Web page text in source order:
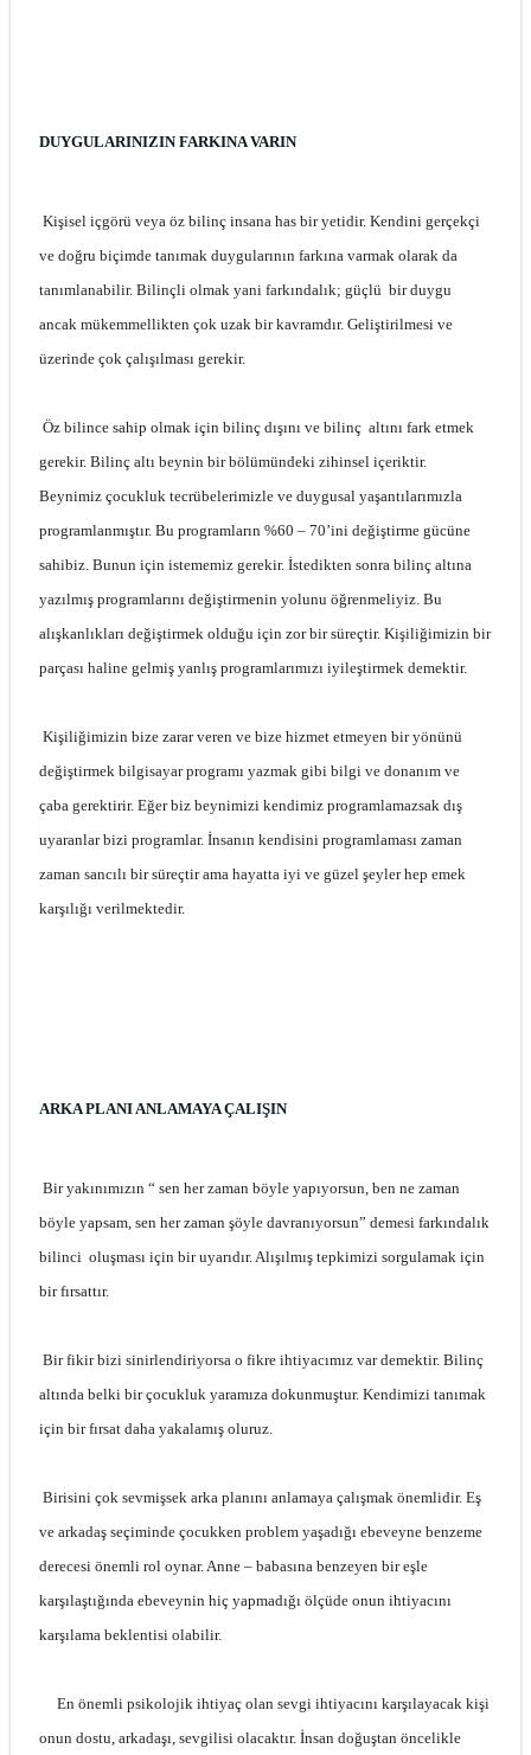
DUYGULARINIZIN FARKINA VARIN
Kişisel içgörü veya öz bilinç insana has bir yetidir. Kendini gerçekçi
ve doğru biçimde tanımak duygularının farkına varmak olarak da
tanımlanabilir. Bilinçli olmak yani farkındalık; güçlü bir duygu
ancak mükemmellikten çok uzak bir kavramdır. Geliştirilmesi ve
üzerinde çok çalışılması gerekir.
Öz bilince sahip olmak için bilinç dışını ve bilinç altını fark etmek
gerekir. Bilinç altı beynin bir bölümündeki zihinsel içeriktir.
Beynimiz çocukluk tecrübelerimizle ve duygusal yaşantılarımızla
programlanmıştır. Bu programların %60 – 70’ini değiştirme gücüne
sahibiz. Bunun için istememiz gerekir. İstedikten sonra bilinç altına
yazılmış programlarını değiştirmenin yolunu öğrenmeliyiz. Bu
alışkanlıkları değiştirmek olduğu için zor bir süreçtir. Kişiliğimizin bir
parçası haline gelmiş yanlış programlarımızı iyileştirmek demektir.
Kişiliğimizin bize zarar veren ve bize hizmet etmeyen bir yönünü
değiştirmek bilgisayar programı yazmak gibi bilgi ve donanım ve
çaba gerektirir. Eğer biz beynimizi kendimiz programlamazsak dış
uyaranlar bizi programlar. İnsanın kendisini programlaması zaman
zaman sancılı bir süreçtir ama hayatta iyi ve güzel şeyler hep emek
karşılığı verilmektedir.
ARKA PLANI ANLAMAYA ÇALIŞIN
Bir yakınımızın “ sen her zaman böyle yapıyorsun, ben ne zaman
böyle yapsam, sen her zaman şöyle davranıyorsun” demesi farkındalık
bilinci oluşması için bir uyarıdır. Alışılmış tepkimizi sorgulamak için
bir fırsattır.
Bir fikir bizi sinirlendiriyorsa o fikre ihtiyacımız var demektir. Bilinç
altında belki bir çocukluk yaramıza dokunmuştur. Kendimizi tanımak
için bir fırsat daha yakalamış oluruz.
Birisini çok sevmişsek arka planını anlamaya çalışmak önemlidir. Eş
ve arkadaş seçiminde çocukken problem yaşadığı ebeveyne benzeme
derecesi önemli rol oynar. Anne – babasına benzeyen bir eşle
karşılaştığında ebeveynin hiç yapmadığı ölçüde onun ihtiyacını
karşılama beklentisi olabilir.
En önemli psikolojik ihtiyaç olan sevgi ihtiyacını karşılayacak kişi
onun dostu, arkadaşı, sevgilisi olacaktır. İnsan doğuştan öncelikle